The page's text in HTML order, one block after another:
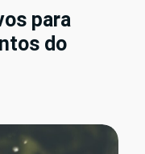
para
do